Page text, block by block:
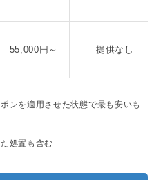
55,000円～ 提供なし
ンを適用させた状態で最も安いも
処置も含む